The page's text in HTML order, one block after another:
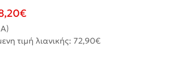
€
τιμή λιανικής: 72,90€